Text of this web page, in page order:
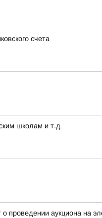
счета
школам и т.д
проведении аукциона на